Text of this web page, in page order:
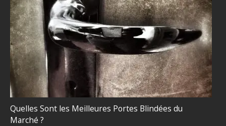
Quelles Sont les Meilleures Portes Blindées du
Marché ?